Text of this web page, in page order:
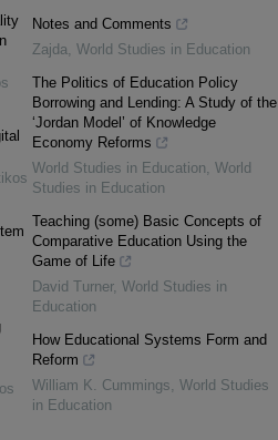
Notes and Comments
Zajda World Studies in Education
The Politics of Education Policy
Borrowing and Lending: A Study of the
‘Jordan Model’ of Knowledge
Economy Reforms
World Studies in Education World
Studies in Education
Teaching (some) Basic Concepts of
Comparative Education Using the
Game of Life
David Turner, World Studies in
Education
How Educational Systems Form and
Reform
William K. Cummings World Studies
in Education